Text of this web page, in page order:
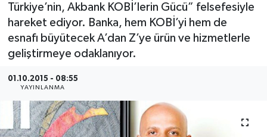
Türkiye’nin, Akbank KOBİ’lerin Gücü” felsefesiyle
hareket ediyor. Banka, hem KOBİ’yi hem de
esnafı büyütecek A’dan Z’ye ürün ve hizmetlerle
geliştirmeye odaklanıyor.
01.10.2015 - 08:55
YAYINLANMA
OSB
SEKTÖR
SÖYLEŞİ
ÜLKE